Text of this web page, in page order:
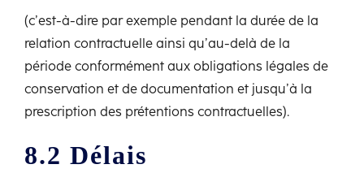
(c’est-à-dire par exemple pendant la durée de la
relation contractuelle ainsi qu’au-delà de la
période conformément aux obligations légales de
conservation et de documentation et jusqu’à la
prescription des prétentions contractuelles).
8.2 Délais